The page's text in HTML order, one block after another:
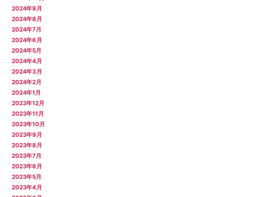
2024年9月
2024年8月
2024年7月
2024年6月
2024年5月
2024年4月
2024年3月
2024年2月
2024年1月
2023年12月
2023年11月
2023年10月
2023年9月
2023年8月
2023年7月
2023年6月
2023年5月
2023年4月